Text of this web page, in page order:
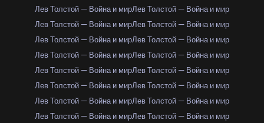
Лев Толстой — Война и мирЛев Толстой — Война и мир
Лев Толстой — Война и мирЛев Толстой — Война и мир
Лев Толстой — Война и мирЛев Толстой — Война и мир
Лев Толстой — Война и мирЛев Толстой — Война и мир
Лев Толстой — Война и мирЛев Толстой — Война и мир
Лев Толстой — Война и мирЛев Толстой — Война и мир
Лев Толстой — Война и мирЛев Толстой — Война и мир
Лев Толстой — Война и мирЛев Толстой — Война и мир